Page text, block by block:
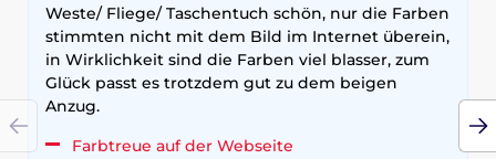
Weste/ Fliege/ Taschentuch schön, nur die Farben
stimmten nicht mit dem Bild im Internet überein,
in Wirklichkeit sind die Farben viel blasser, zum
Glück passt es trotzdem gut zu dem beigen
Anzug.
Farbtreue auf der Webseite